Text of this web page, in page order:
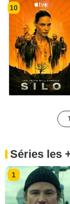
10
Séries les
1